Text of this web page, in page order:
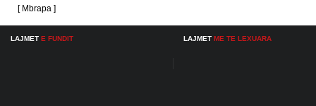
[ Mbrapa ]
LAJMET E FUNDIT LAJMET ME TE LEXUARA